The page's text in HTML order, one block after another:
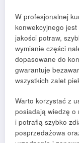
W profesjonalnej
konwekcyjnego
jakości potraw,
wymianie części
dopasowane do
gwarantuje
wszystkich zalet
Warto korzystać z
posiadają wiedzę o
i potrafią szybko
posprzedażowa